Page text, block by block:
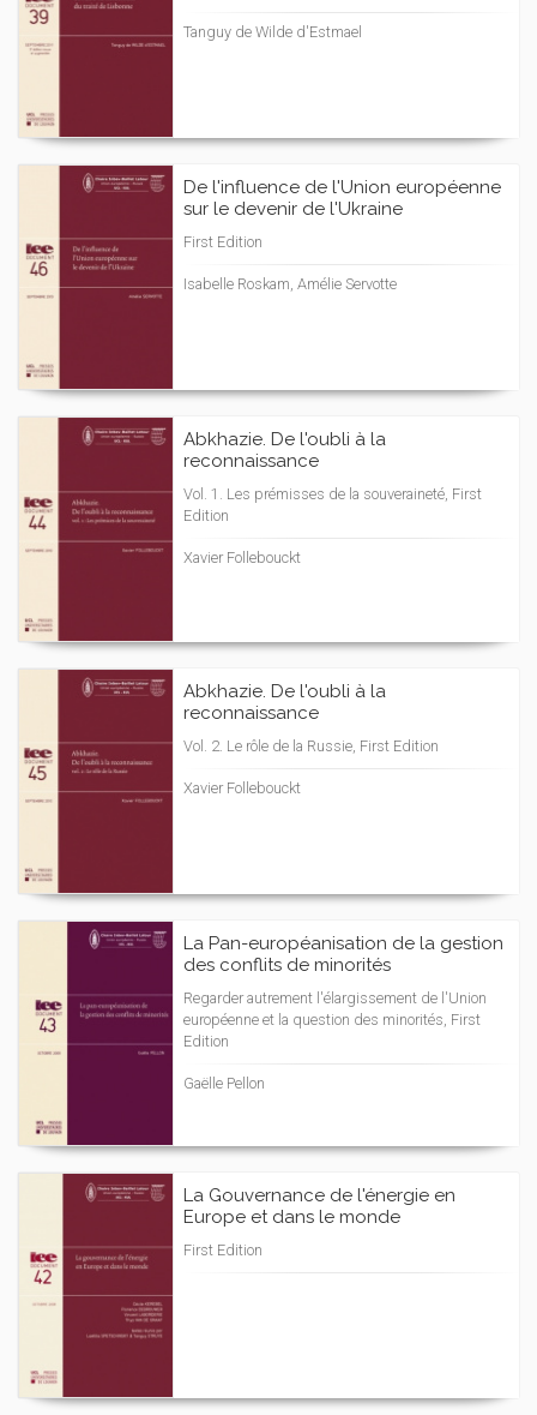
Tanguy de Wilde d'Estmael
De l'influence de l'Union européenne
sur le devenir de l'Ukraine
First Edition
Isabelle Roskam, Amélie Servotte
Abkhazie. De l'oubli à la
reconnaissance
Vol. 1. Les prémisses de la souveraineté, First
Edition
Xavier Follebouckt
Abkhazie. De l'oubli à la
reconnaissance
Vol. 2. Le rôle de la Russie, First Edition
Xavier Follebouckt
La Pan-européanisation de la gestion
des conflits de minorités
Regarder autrement l'élargissement de l'Union
européenne et la question des minorités, First
Edition
Gaëlle Pellon
La Gouvernance de l'énergie en
Europe et dans le monde
First Edition